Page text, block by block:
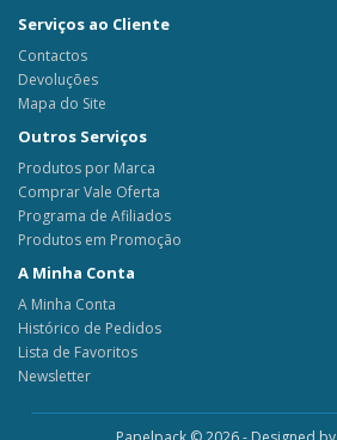
Serviços ao Cliente
Contactos
Devoluções
Mapa do Site
Outros Serviços
Produtos por Marca
Comprar Vale Oferta
Programa de Afiliados
Produtos em Promoção
A Minha Conta
A Minha Conta
Histórico de Pedidos
Lista de Favoritos
Newsletter